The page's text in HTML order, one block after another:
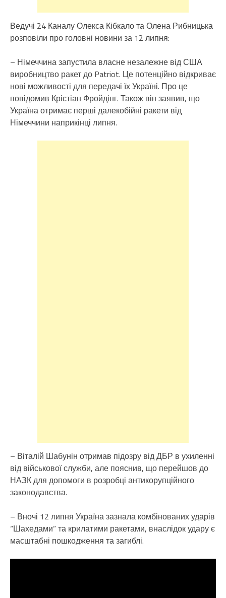
Ведучі 24 Каналу Олекса Кібкало та Олена Рибницька
розповіли про головні новини за 12 липня:
– Німеччина запустила власне незалежне від США
виробництво ракет до Patriot. Це потенційно відкриває
нові можливості для передачі їх Україні. Про це
повідомив Крістіан Фройдінг. Також він заявив, що
Україна отримає перші далекобійні ракети від
Німеччини наприкінці липня.
– Віталій Шабунін отримав підозру від ДБР в ухиленні
від військової служби, але пояснив, що перейшов до
НАЗК для допомоги в розробці антикорупційного
законодавства.
– Вночі 12 липня Україна зазнала комбінованих ударів
“Шахедами” та крилатими ракетами, внаслідок удару є
масштабні пошкодження та загиблі.